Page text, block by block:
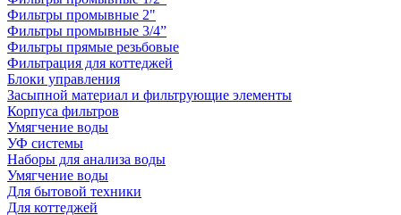
Фильтры промывные 2"
Фильтры промывные 3/4”
Фильтры прямые резьбовые
Фильтрация для коттеджей
Блоки управления
Засыпной материал и фильтрующие элементы
Корпуса фильтров
Умягчение воды
УФ системы
Наборы для анализа воды
Умягчение воды
Для бытовой техники
Для коттеджей